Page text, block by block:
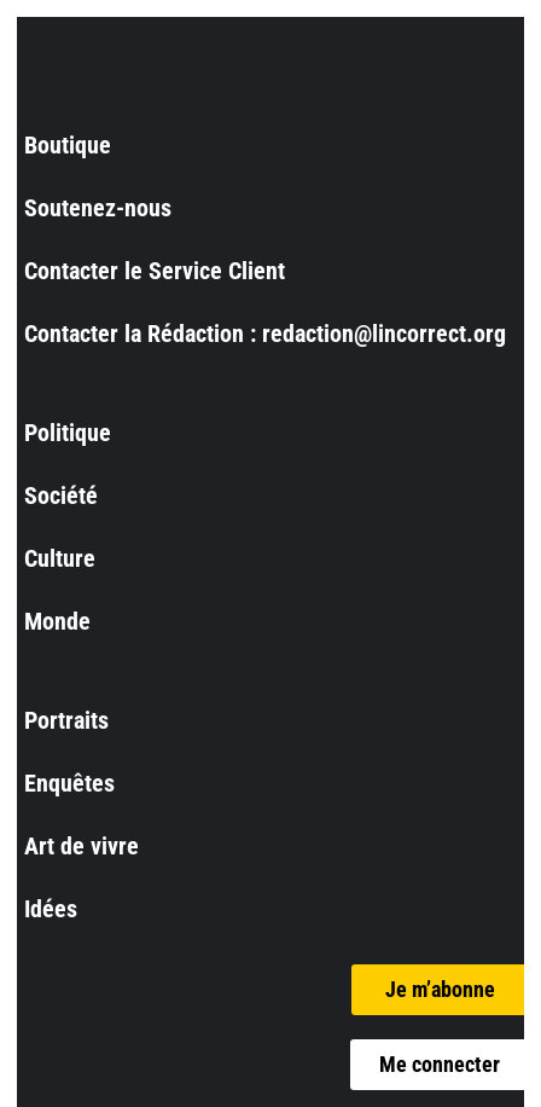
Boutique
Soutenez-nous
Contacter le Service Client
Contacter la Rédaction : redaction@lincorrect.org
Politique
Société
Culture
Monde
Portraits
Enquêtes
Art de vivre
Idées
Je m’abonne
Me connecter